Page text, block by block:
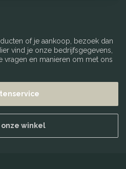
of je aankoop, bezoek dan
vind je onze bedrijfsgegevens,
en manieren om met ons
onze winkel